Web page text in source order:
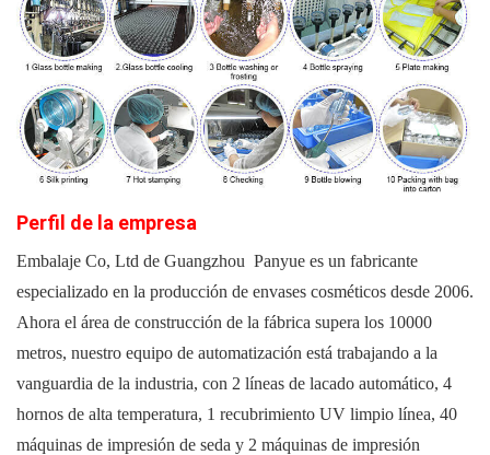
Perfil de la empresa
Embalaje Co, Ltd de Guangzhou Panyue es un fabricante
especializado en la producción de envases cosméticos desde 2006.
Ahora el área de construcción de la fábrica supera los 10000
metros, nuestro equipo de automatización está trabajando a la
vanguardia de la industria, con 2 líneas de lacado automático, 4
hornos de alta temperatura, 1 recubrimiento UV limpio línea, 40
máquinas de impresión de seda y 2 máquinas de impresión